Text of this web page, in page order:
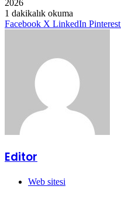
2026
1 dakikalık okuma
Facebook X LinkedIn Pinterest
Editor
Web sitesi